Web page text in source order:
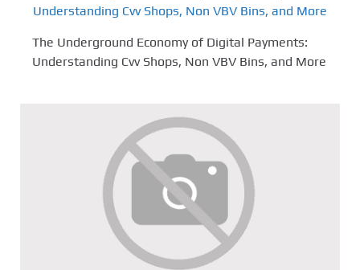
The Underground Economy of Digital Payments:
Understanding Cvv Shops, Non VBV Bins, and More